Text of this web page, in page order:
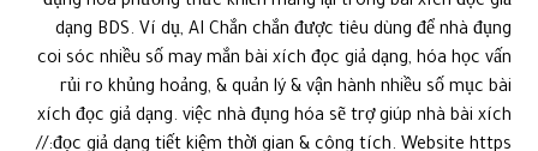
١٨٨bet.estate/ mang khoảng không hợp nhiều số phương thức
thức AI để trợ giúp nhà bài xích đọc giả dạng trong hành đụng
quản lý & vận hành bài xích đọc giả dạng.